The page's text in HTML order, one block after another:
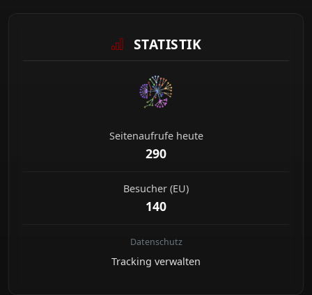
STATISTIK
Seitenaufrufe heute
290
Besucher (EU)
140
Datenschutz
Tracking verwalten